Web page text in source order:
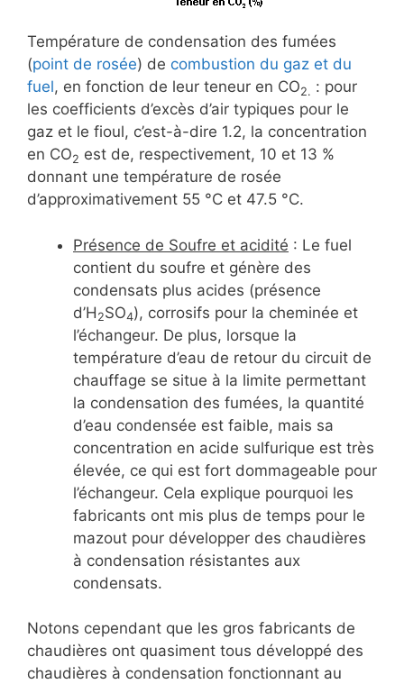
Température de condensation des fumées
(point de rosée) de combustion du gaz et du
fuel, en fonction de leur teneur en CO2. : pour
les coefficients d’excès d’air typiques pour le
gaz et le fioul, c’est-à-dire 1.2, la concentration
en CO2 est de, respectivement, 10 et 13 %
donnant une température de rosée
d’approximativement 55 °C et 47.5 °C.
Présence de Soufre et acidité : Le fuel
contient du soufre et génère des
condensats plus acides (présence
d’H 2SO4), corrosifs pour la cheminée et
l’échangeur. De plus, lorsque la
température d’eau de retour du circuit de
chauffage se situe à la limite permettant
la condensation des fumées, la quantité
d’eau condensée est faible, mais sa
concentration en acide sulfurique est très
élevée, ce qui est fort dommageable pour
l’échangeur. Cela explique pourquoi les
fabricants ont mis plus de temps pour le
mazout pour développer des chaudières
à condensation résistantes aux
condensats.
Notons cependant que les gros fabricants de
chaudières ont quasiment tous développé des
chaudières à condensation fonctionnant au